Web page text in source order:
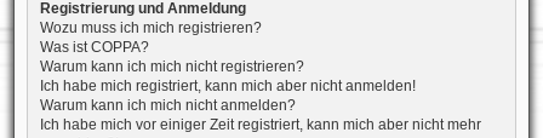
Registrierung und Anmeldung
Wozu muss ich mich registrieren?
Was ist COPPA?
Warum kann ich mich nicht registrieren?
Ich habe mich registriert, kann mich aber nicht anmelden!
Warum kann ich mich nicht anmelden?
Ich habe mich vor einiger Zeit registriert, kann mich aber nicht mehr